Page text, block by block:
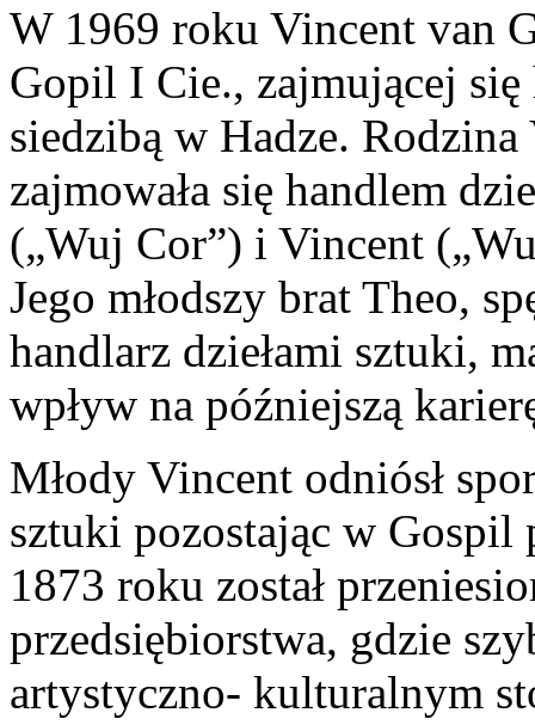
W 1969 roku Vincent van
Gopil I Cie., zajmującej się
siedzibą w Hadze.
zajmowała się handlem
(„Wuj Cor”) i Vincent
Jego młodszy brat Theo,
handlarz dziełami sztuki,
wpływ na późniejszą
Młody Vincent odniósł
sztuki pozostając w Gospil
1873 roku został
przedsiębiorstwa, gdzie
artystyczno- kulturalnym